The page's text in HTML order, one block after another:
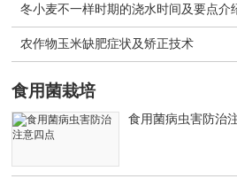
冬小麦不一样时期的浇水时间及要点介
农作物玉米缺肥症状及矫正技术
食用菌栽培
食用菌病虫害防治